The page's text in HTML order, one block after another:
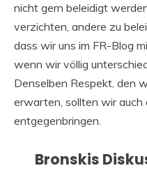
nicht gern beleidigt
verzichten, andere zu
dass wir uns im FR-Blog
wenn wir völlig
Denselben Respekt, den
erwarten, sollten wir auch
entgegenbringen.
Bronskis